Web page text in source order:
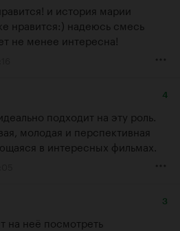
и история марии
нравится:) надеюсь смесь
не менее интересна!
4
подходит на эту роль.
молодая и перспективная
в интересных фильмах.
3
на неё посмотреть